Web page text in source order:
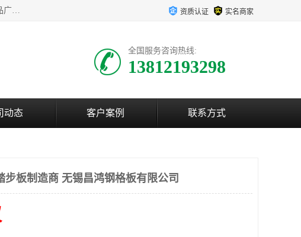
无锡昌鸿钢格板有限公司是专业生产和销售各类镀锌钢格板、镀锌钢格栅、不锈钢钢格及其相关产品的现代化企业。公司产品广泛运用于石油、化工、港口、电力、运输、造纸、医药、钢铁、食品、市政、房地产、制造业等各个领域。 资质认证 实名商家
全国服务咨询热线:
13812193298
动态 客户案例 联系方式
步板制造商 无锡昌鸿钢格板有限公司